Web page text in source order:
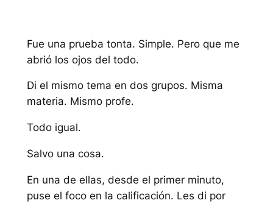
Fue una prueba tonta. Simple. Pero que me
abrió los ojos del todo.
Di el mismo tema en dos grupos. Misma
materia. Mismo profe.
Todo igual.
Salvo una cosa.
En una de ellas, desde el primer minuto,
puse el foco en la calificación. Les di por